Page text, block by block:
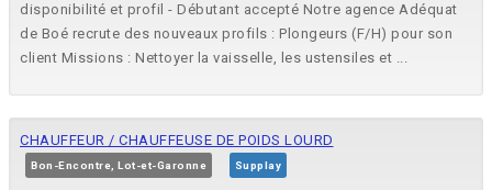
disponibilité et profil - Débutant accepté Notre agence Adéquat
de Boé recrute des nouveaux profils : Plongeurs (F/H) pour son
client Missions : Nettoyer la vaisselle, les ustensiles et ...
CHAUFFEUR / CHAUFFEUSE DE POIDS LOURD
Bon-Encontre, Lot-et-Garonne Supplay